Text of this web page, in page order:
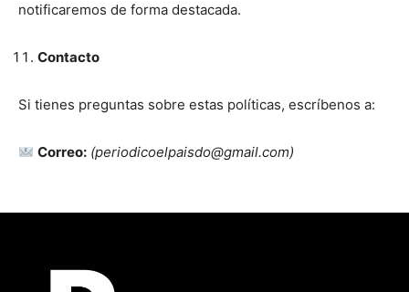
notificaremos de forma destacada.
Contacto
Si tienes preguntas sobre estas políticas, escríbenos a:
Correo: (periodicoelpaisdo@gmail.com)